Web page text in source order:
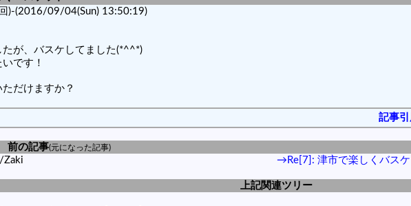
)-(2016/09/04(Sun) 13:50:19)
が、バスケしてました(*^^*)
です！
だけますか？
記事引
前の記事(元になった記事)
/Zaki →Re[7]: 津市で楽しくバスケ
上記関連ツリー